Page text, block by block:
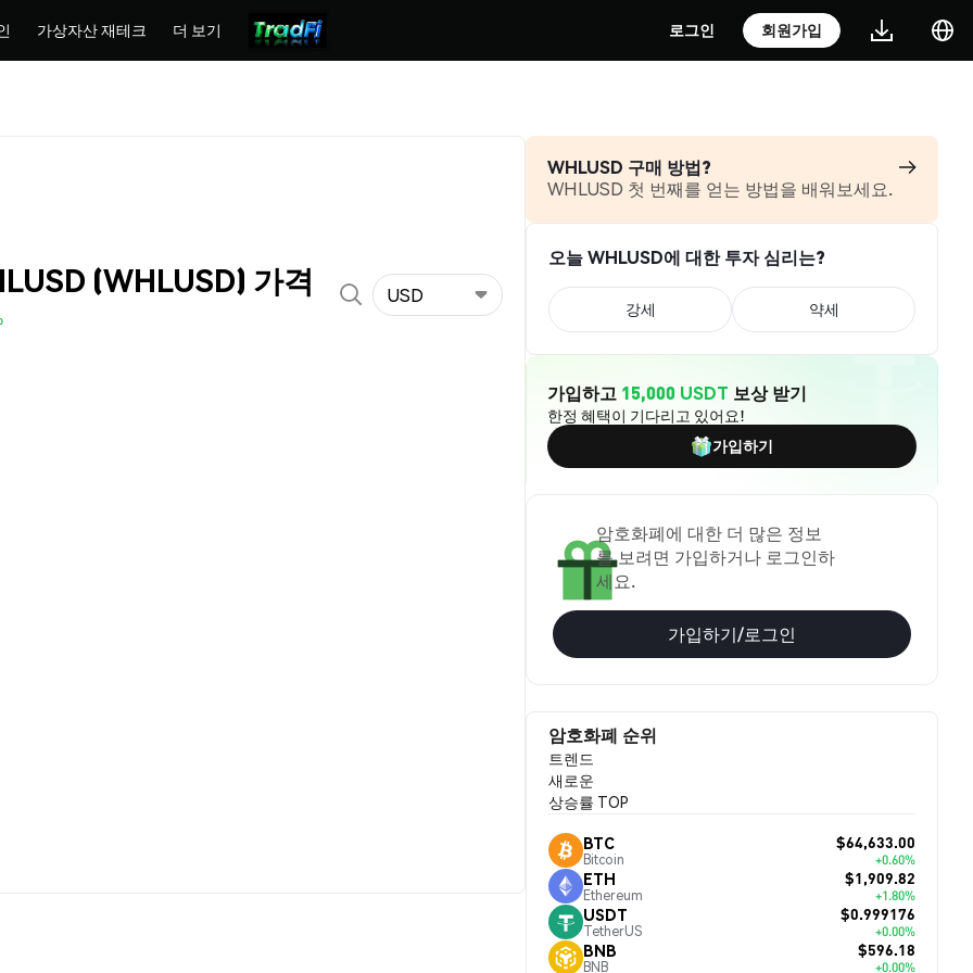
가상자산 재테크 더 보기 로그인 회원가입
(WHLUSD) 가격 USD
WHLUSD 구매 방법?
WHLUSD 첫 번째를 얻는 방법을 배워보세요.
오늘 WHLUSD에 대한 투자 심리는?
강세 약세
가입하고 15,000 USDT 보상 받기
한정 혜택이 기다리고 있어요!
가입하기
암호화폐에 대한 더 많은 정보
를 보려면 가입하거나 로그인하
세요.
가입하기/로그인
암호화폐 순위
트렌드
새로운
상승률 TOP
BTC
Bitcoin
$64,633.00
+0.60%
ETH
Ethereum
$1,909.82
+1.80%
USDT
TetherUS
$0.999176
+0.00%
BNB
BNB
$596.18
+0.00%